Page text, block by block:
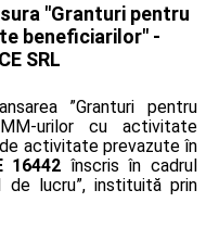
"Granturi pentru
beneficiarilor" -
SRL
”Granturi pentru
urilor cu activitate
activitate prevazute în
16442 înscris în cadrul
de lucru”, instituită prin